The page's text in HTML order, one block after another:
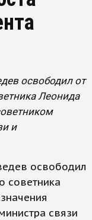
освободил от
Леонида
и
освободил
советника
связи